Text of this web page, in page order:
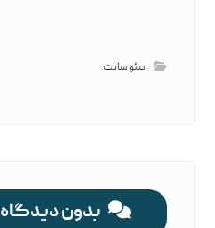
سئو سایت
بدون دیدگاه